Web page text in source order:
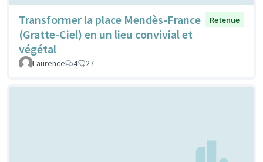
Transformer la place Mendès-France
(Gratte-Ciel) en un lieu convivial et
végétal
Retenue
Laurence 4 27